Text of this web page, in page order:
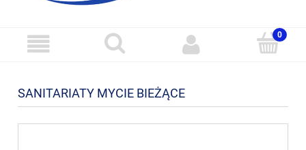
SANITARIATY MYCIE BIEŻĄCE